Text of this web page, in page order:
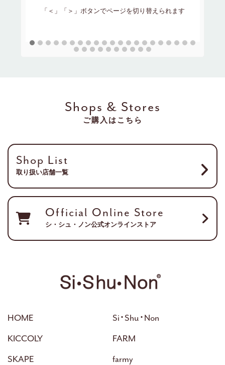
「＜」「＞」ボタンでページを切り替えられます
Shops & Stores
ご購入はこちら
Shop List
取り扱い店舗一覧
Official Online Store
シ・シュ・ノン公式オンラインストア
HOME
Si･Shu･Non
KICCOLY
FARM
SKAPE
farmy